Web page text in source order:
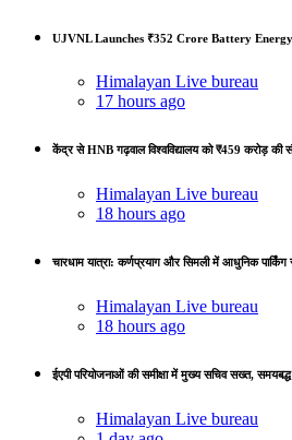
UJVNL Launches ₹352 Crore Battery
Himalayan Live bureau
17 hours ago
केंद्र से HNB गढ़वाल विश्वविद्यालय को ₹459 करोड़ की
Himalayan Live bureau
18 hours ago
चारधाम यात्रा: कर्णप्रयाग और सिमली में आधुनिक पार्किंग
Himalayan Live bureau
18 hours ago
ईएपी परियोजनाओं की समीक्षा में मुख्य सचिव सख्त, समयबद्ध
Himalayan Live bureau